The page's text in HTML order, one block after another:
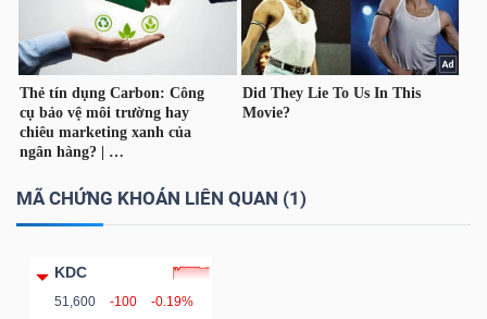
MÃ CHỨNG KHOÁN LIÊN QUAN (1)
KDC
51,600 -100 -0.19%
NĂNG
LƯỢNG